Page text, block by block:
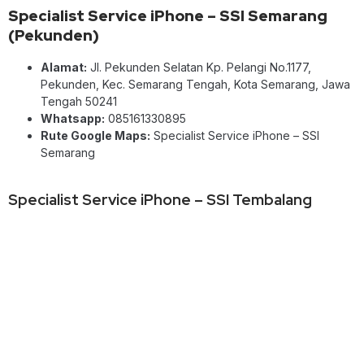
Specialist Service iPhone – SSI Semarang
(Pekunden)
Alamat: Jl. Pekunden Selatan Kp. Pelangi No.1177,
Pekunden, Kec. Semarang Tengah, Kota Semarang, Jawa
Tengah 50241
Whatsapp: 085161330895
Rute Google Maps: Specialist Service iPhone – SSI
Semarang
Specialist Service iPhone – SSI Tembalang